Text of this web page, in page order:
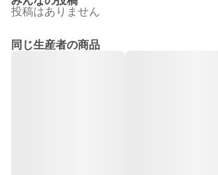
投稿はありません
同じ生産者の商品